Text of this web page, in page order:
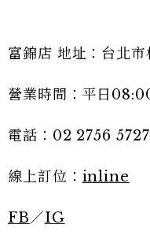
富錦店 地址：台北
營業時間：平日
電話：02 2756 5727
線上訂位： inline
FB／IG